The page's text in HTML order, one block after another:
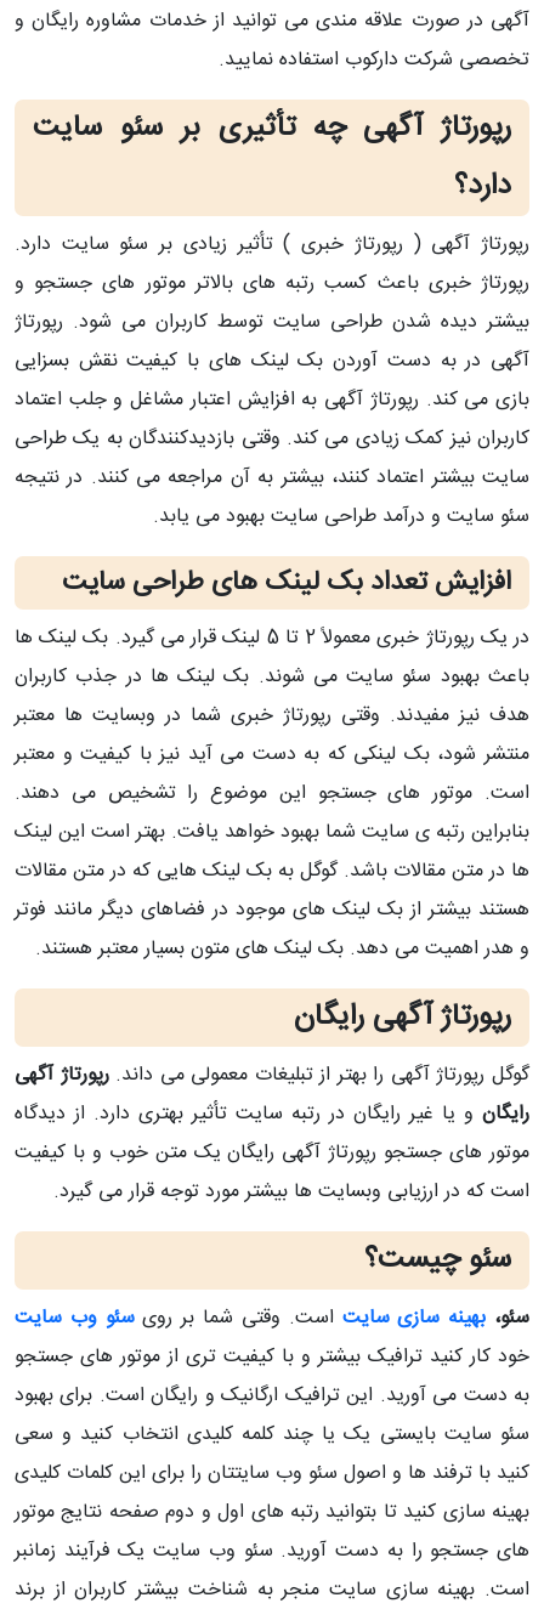
آگهی در صورت علاقه مندی می توانید از خدمات مشاوره رایگان و
تخصصی شرکت دارکوب استفاده نمایید.
رپورتاژ آگهی چه تأثیری بر سئو سایت
دارد؟
رپورتاژ آگهی ( رپورتاژ خبری ) تأثیر زیادی بر سئو سایت دارد.
رپورتاژ خبری باعث کسب رتبه های بالاتر موتور های جستجو و
بیشتر دیده شدن طراحی سایت توسط کاربران می شود. رپورتاژ
آگهی در به دست آوردن بک لینک های با کیفیت نقش بسزایی
بازی می کند. رپورتاژ آگهی به افزایش اعتبار مشاغل و جلب اعتماد
کاربران نیز کمک زیادی می کند. وقتی بازدیدکنندگان به یک طراحی
سایت بیشتر اعتماد کنند، بیشتر به آن مراجعه می کنند. در نتیجه
سئو سایت و درآمد طراحی سایت بهبود می یابد.
افزایش تعداد بک لینک های طراحی سایت
در یک رپورتاژ خبری معمولاً 2 تا 5 لینک قرار می گیرد. بک لینک ها
باعث بهبود سئو سایت می شوند. بک لینک ها در جذب کاربران
هدف نیز مفیدند. وقتی رپورتاژ خبری شما در وبسایت ها معتبر
منتشر شود، بک لینکی که به دست می آید نیز با کیفیت و معتبر
است. موتور های جستجو این موضوع را تشخیص می دهند.
بنابراین رتبه ی سایت شما بهبود خواهد یافت. بهتر است این لینک
ها در متن مقالات باشد. گوگل به بک لینک هایی که در متن مقالات
هستند بیشتر از بک لینک های موجود در فضاهای دیگر مانند فوتر
و هدر اهمیت می دهد. بک لینک های متون بسیار معتبر هستند.
رپورتاژ آگهی رایگان
گوگل رپورتاژ آگهی را بهتر از تبلیغات معمولی می داند.رپورتاژ آگهی
رایگان و یا غیر رایگان در رتبه سایت تأثیر بهتری دارد. از دیدگاه
موتور های جستجو رپورتاژ آگهی رایگان یک متن خوب و با کیفیت
است که در ارزیابی وبسایت ها بیشتر مورد توجه قرار می گیرد.
سئو چیست؟
سئو، بهینه سازی سایت است. وقتی شما بر رویسئو وب سایت
خود کار کنید ترافیک بیشتر و با کیفیت تری از موتور های جستجو
به دست می آورید. این ترافیک ارگانیک و رایگان است. برای بهبود
سئو سایت بایستی یک یا چند کلمه کلیدی انتخاب کنید و سعی
کنید با ترفند ها و اصول سئو وب سایتتان را برای این کلمات کلیدی
بهینه سازی کنید تا بتوانید رتبه های اول و دوم صفحه نتایج موتور
های جستجو را به دست آورید. سئو وب سایت یک فرآیند زمانبر
است. بهینه سازی سایت منجر به شناخت بیشتر کاربران از برند